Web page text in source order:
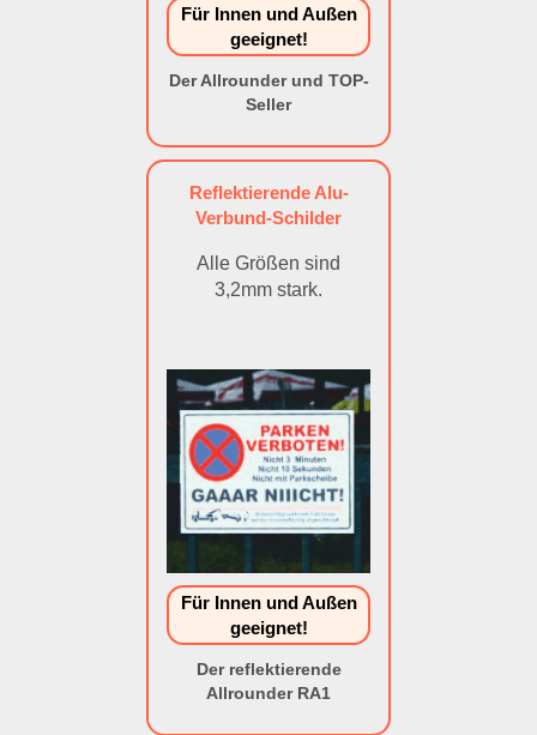
Für Innen und Außen
geeignet!
Der Allrounder und TOP-
Seller
Reflektierende Alu-
Verbund-Schilder
Alle Größen sind
3,2mm stark.
Für Innen und Außen
geeignet!
Der reflektierende
Allrounder RA1